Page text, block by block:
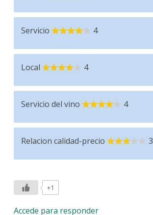
Servicio 4
Local 4
Servicio del vino 4
Relacion calidad-precio 3
+1
Accede para responder